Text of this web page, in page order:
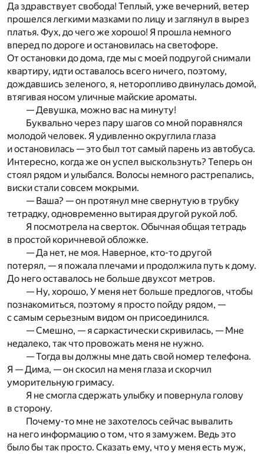
Да здравствует свобода! Теплый, уже вечерний, ветер
прошелся легкими мазками по лицу и заглянул в вырез
платья. Фух, до чего же хорошо! Я прошла немного
вперед по дороге и остановилась на светофоре.
От остановки до дома, где мы с моей подругой снимали
квартиру, идти оставалось всего ничего, поэтому,
дождавшись зеленого, я, неторопливо двинулась домой,
втягивая носом уличные майские ароматы.
— Девушка, можно вас на минуту!
Буквально через пару шагов со мной поравнялся
молодой человек. Я удивленно округлила глаза
и остановилась — это был тот самый парень из автобуса.
Интересно, когда же он успел выскользнуть? Теперь он
стоял рядом и улыбался. Волосы немного растрепались,
виски стали совсем мокрыми.
— Ваша? — он протянул мне свернутую в трубку
тетрадку, одновременно вытирая другой рукой лоб.
Я посмотрела на сверток. Обычная общая тетрадь
в простой коричневой обложке.
— Да нет, не моя. Наверное, кто-то другой
потерял, — я пожала плечами и продолжила путь к дому.
До него оставалось не больше двухсот метров.
— Ну, хорошо, У меня нет больше предлогов, чтобы
познакомиться, поэтому я просто пойду рядом, —
с самым серьезным видом он присоединился.
— Смешно, — я саркастически скривилась, — Мне
недалеко, так что провожать меня не нужно.
— Тогда вы должны мне дать свой номер телефона.
Я — Дима, — он скосил на меня глаза и скорчил
уморительную гримасу.
Я не смогла сдержать улыбку и повернула голову
в сторону.
Почему-то мне не захотелось сейчас вывалить
на него информацию о том, что я замужем. Ведь это
было бы так просто. Сказать ему, что у меня есть муж,